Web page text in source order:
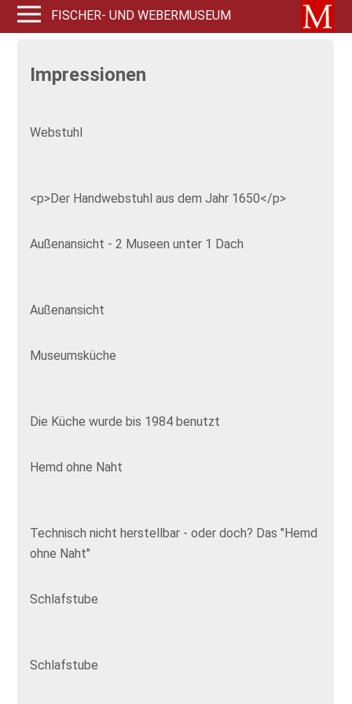
FISCHER- UND WEBERMUSEUM
Impressionen
Webstuhl
<p>Der Handwebstuhl aus dem Jahr 1650</p>
Außenansicht - 2 Museen unter 1 Dach
Außenansicht
Museumsküche
Die Küche wurde bis 1984 benutzt
Hemd ohne Naht
Technisch nicht herstellbar - oder doch? Das "Hemd
ohne Naht"
Schlafstube
Schlafstube